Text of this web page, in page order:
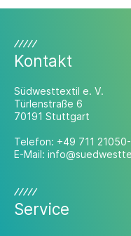
Kontakt
Südwesttextil e. V.
Türlenstraße 6
70191 Stuttgart
Telefon: +49 711
E-Mail:
Service